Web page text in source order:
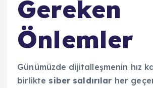
Gereken
Önlemler
Günümüzde dijitalleşmenin hız
birlikte siber saldırılar her